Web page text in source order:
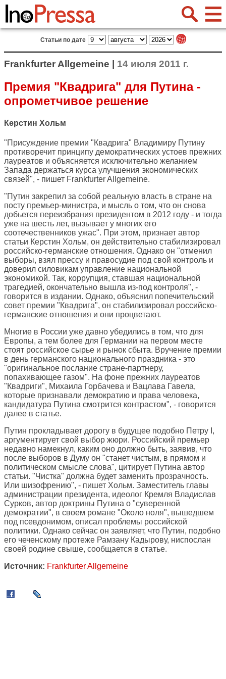
Статьи по дате
Frankfurter Allgemeine | 14 июля 2011 г.
Премия "Квадрига" для Путина -
опрометчивое решение
Керстин Хольм
"Присуждение премии "Квадрига" Владимиру Путину
противоречит принципу демократических устоев прежних
лауреатов и объясняется исключительно желанием
Запада держаться курса улучшения экономических
связей", - пишет Frankfurter Allgemeine.
"Путин закрепил за собой реальную власть в стране на
посту премьер-министра, и мысль о том, что он снова
добьется переизбрания президентом в 2012 году - и тогда
уже на шесть лет, вызывает у многих его
соотечественников ужас". При этом, признает автор
статьи Керстин Хольм, он действительно стабилизировал
российско-германские отношения. Однако он "отменил
выборы, взял прессу и правосудие под свой контроль и
доверил силовикам управление национальной
экономикой. Так, коррупция, ставшая национальной
трагедией, окончательно вышла из-под контроля", -
говорится в издании. Однако, объяснил попечительский
совет премии "Квадрига", он стабилизировал российско-
германские отношения и они процветают.
Многие в России уже давно убедились в том, что для
Европы, а тем более для Германии на первом месте
стоят российское сырье и рынок сбыта. Вручение премии
в день германского национального праздника - это
"оригинальное послание стране-партнеру,
попахивающее газом". На фоне прежних лауреатов
"Квадриги", Михаила Горбачева и Вацлава Гавела,
которые признавали демократию и права человека,
кандидатура Путина смотрится контрастом", - говорится
далее в статье.
Путин прокладывает дорогу в будущее подобно Петру I,
аргументирует свой выбор жюри. Российский премьер
недавно намекнул, каким оно должно быть, заявив, что
после выборов в Думу он "станет чистым, в прямом и
политическом смысле слова", цитирует Путина автор
статьи. "Чистка" должна будет заменить прозрачность.
Или шизофрению", - пишет Хольм. Заместитель главы
администрации президента, идеолог Кремля Владислав
Сурков, автор доктрины Путина о "суверенной
демократии", в своем романе "Около ноля", вышедшем
под псевдонимом, описал проблемы российской
политики. Однако сейчас он заявляет, что Путин, подобно
его чеченскому протеже Рамзану Кадырову, ниспослан
своей родине свыше, сообщается в статье.
Источник: Frankfurter Allgemeine